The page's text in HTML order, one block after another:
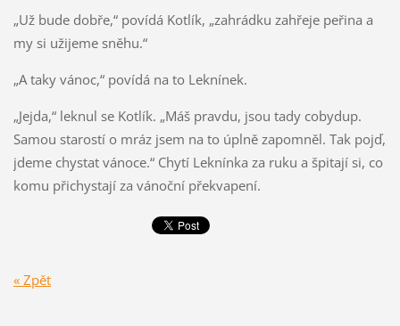
„Už bude dobře,“ povídá Kotlík, „zahrádku zahřeje peřina a
my si užijeme sněhu.“
„A taky vánoc,“ povídá na to Leknínek.
„Jejda,“ leknul se Kotlík. „Máš pravdu, jsou tady cobydup.
Samou starostí o mráz jsem na to úplně zapomněl. Tak pojď,
jdeme chystat vánoce.“ Chytí Leknínka za ruku a špitají si, co
komu přichystají za vánoční překvapení.
« Zpět